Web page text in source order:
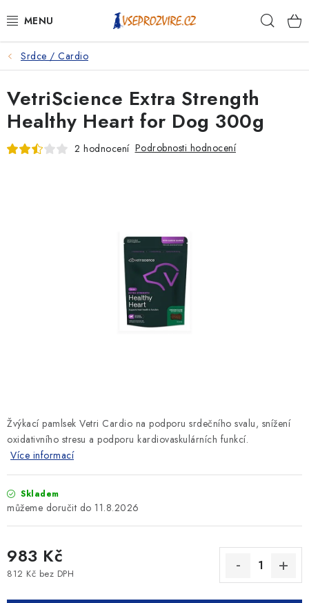
na
PSI
KOČKY
KONĚ
KRÁLÍCI/HLODAVCI/PTÁCI
Srdce / Cardio
Žvýkací pamlsek Vetri Cardio na podporu srdečního svalu, snížení
oxidativního stresu a podporu kardiovaskulárních funkcí.
Více informací
Skladem
11.8.2026
983 Kč
812 Kč bez DPH
VetriScience Extra Strength
Healthy Heart for Dog 300g
2 hodnocení Podrobnosti hodnocení